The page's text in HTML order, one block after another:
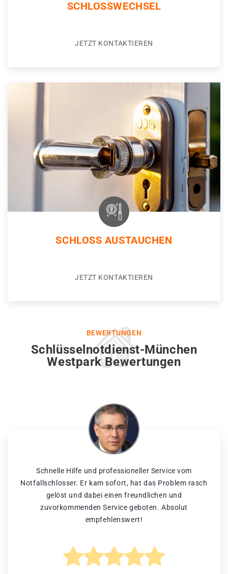
SCHLOSSWECHSEL
JETZT KONTAKTIEREN
SCHLOSS AUSTAUCHEN
JETZT KONTAKTIEREN
BEWERTUNGEN
Schlüsselnotdienst-München
Westpark Bewertungen
Schnelle Hilfe und professioneller Service vom
Notfallschlosser. Er kam sofort, hat das Problem rasch
gelöst und dabei einen freundlichen und
zuvorkommenden Service geboten. Absolut
empfehlenswert!